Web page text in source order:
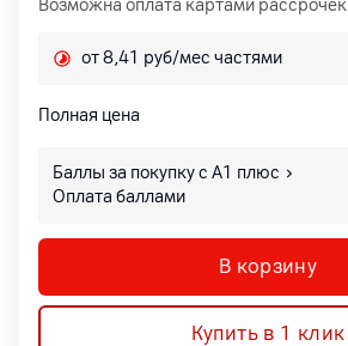
Возможна оплата картами рассрочек
от 8,41 руб/мес частями
Полная цена
Баллы за покупку с А1 плюс
Оплата баллами
В корзину
Купить в 1 клик